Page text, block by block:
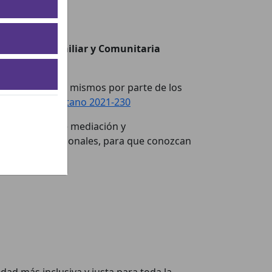
Familiar y Comunitaria
a los mismos por parte de los
Pueblo Gitano 2021-230
de mediación y
estas profesionales, para que conozcan